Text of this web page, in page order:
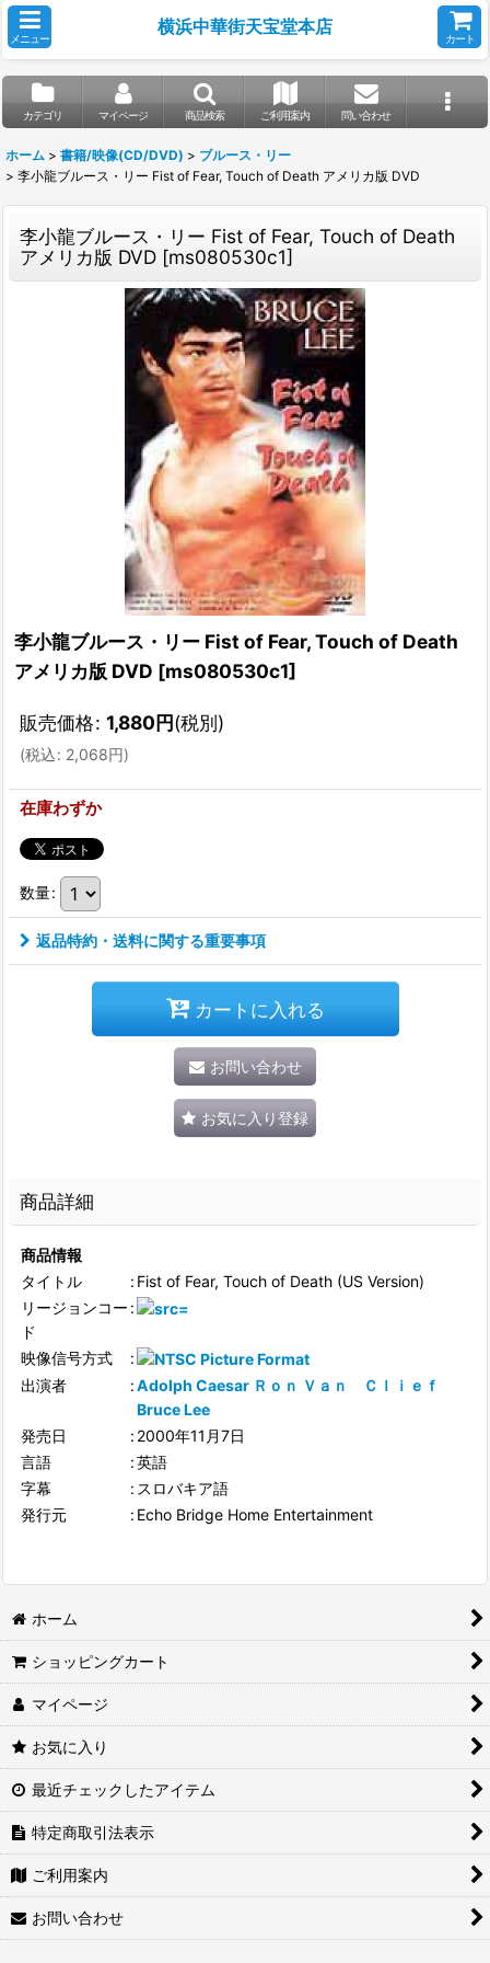
メニュー
横浜中華街天宝堂本店
カート
カテゴリ マイページ 商品検索 ご利用案内 問い合わせ
ホーム > 書籍/映像(CD/DVD) > ブルース・リー
> 李小龍ブルース・リー Fist of Fear, Touch of Death アメリカ版 DVD
李小龍ブルース・リー Fist of Fear, Touch of Death
アメリカ版 DVD [ms080530c1]
李小龍ブルース・リー Fist of Fear, Touch of Death
アメリカ版 DVD [ms080530c1]
販売価格: 1,880円(税別)
(税込: 2,068円)
在庫わずか
数量:
返品特約・送料に関する重要事項
カートに入れる
お問い合わせ
お気に入り登録
商品詳細
商品情報
タイトル
: Fist of Fear, Touch of Death (US Version)
リージョンコー
ド
:
映像信号方式
:
出演者
:Adolph Caesar Ｒｏｎ Ｖａｎ Ｃｌｉｅｆ
Bruce Lee
発売日
: 2000年11月7日
言語
:英語
字幕
: スロバキア語
発行元
: Echo Bridge Home Entertainment
ホーム
ショッピングカート
マイページ
お気に入り
最近チェックしたアイテム
特定商取引法表示
ご利用案内
お問い合わせ